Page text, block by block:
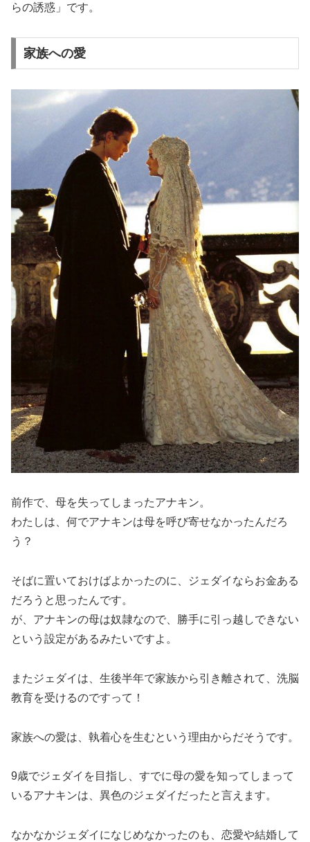
らの誘惑」です。
家族への愛
前作で、母を失ってしまったアナキン。
わたしは、何でアナキンは母を呼び寄せなかったんだろ
う？
そばに置いておけばよかったのに、ジェダイならお金ある
だろうと思ったんです。
が、アナキンの母は奴隷なので、勝手に引っ越しできない
という設定があるみたいですよ。
またジェダイは、生後半年で家族から引き離されて、洗脳
教育を受けるのですって！
家族への愛は、執着心を生むという理由からだそうです。
9歳でジェダイを目指し、すでに母の愛を知ってしまって
いるアナキンは、異色のジェダイだったと言えます。
なかなかジェダイになじめなかったのも、恋愛や結婚して